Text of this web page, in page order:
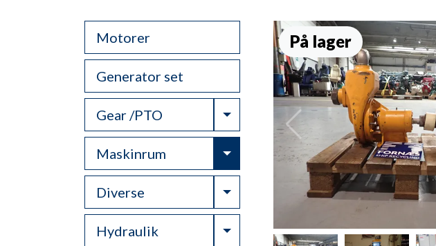
Motorer
Generator set
Gear /PTO Toggle Dropdown
Maskinrum Toggle Dropdown
Diverse Toggle Dropdown
Hydraulik Toggle Dropdown
På lager